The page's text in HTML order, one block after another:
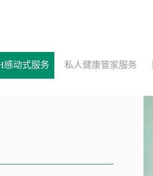
感动式服务 私人健康管家服务